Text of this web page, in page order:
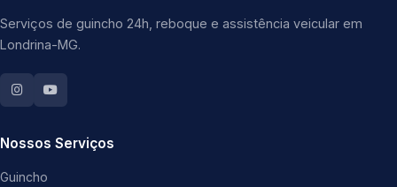
Serviços de guincho 24h, reboque e assistência veicular em
Londrina-MG.
Nossos Serviços
Guincho